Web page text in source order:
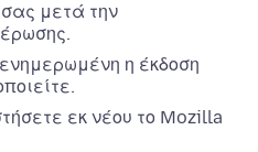
μετά την
η έκδοση
εκ νέου το Mozilla